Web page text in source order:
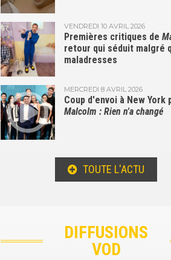
VENDREDI 10 AVRIL 2026
Premières critiques de
retour qui séduit malgré
maladresses
MERCREDI 8 AVRIL 2026
Coup d'envoi à New York
Malcolm : Rien n'a changé
TOUTE L'ACTU
DIFFUSIONS
VOD